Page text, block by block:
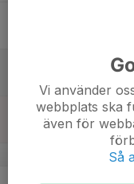
Vi använder
webbplats ska
även för
Så